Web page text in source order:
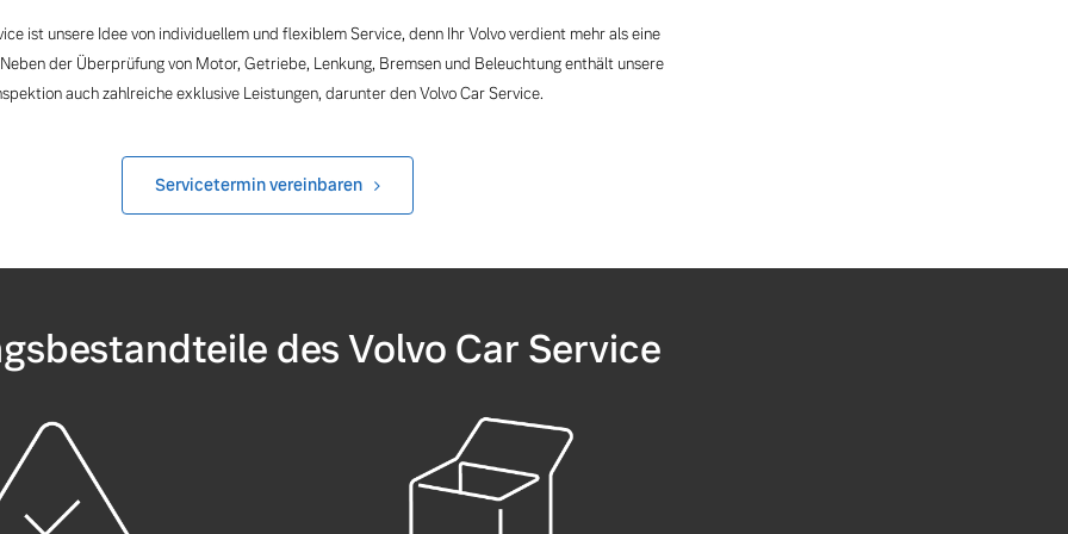
Original Volvo Winter- und Sommer Kompletträder.
ist unsere Idee von individuellem und flexiblem Service, denn Ihr Volvo verdient mehr als eine
der Überprüfung von Motor, Getriebe, Lenkung, Bremsen und Beleuchtung enthält unsere
auch zahlreiche exklusive Leistungen, darunter den Volvo Car Service.
Servicetermin vereinbaren
des Volvo Car Service